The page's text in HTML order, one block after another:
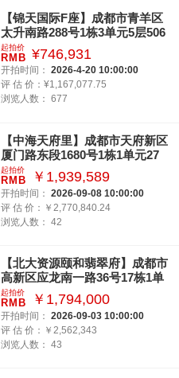
【锦天国际F座】成都市青羊区
太升南路288号1栋3单元5层506
号住宅
起拍价
RMB ¥746,931
开拍时间： 2026-4-20 10:00:00
评 估 价：¥1,167,077.75
浏览人数： 677
【中海天府里】成都市天府新区
厦门路东段1680号1栋1单元27
层2701号房屋（不包含室内家具
家电）
起拍价
RMB ￥1,939,589
开拍时间： 2026-09-08 10:00:00
评 估 价：￥2,770,840.24
浏览人数： 42
【北大资源颐和翡翠府】成都市
高新区应龙南一路36号17栋1单
元27层2701号的房产
起拍价
RMB ￥1,794,000
开拍时间： 2026-09-03 10:00:00
评 估 价：￥2,562,343
浏览人数： 43